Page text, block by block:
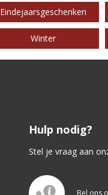
Eindejaarsgeschenken
Winter
Hulp nodig?
Stel je vraag aan